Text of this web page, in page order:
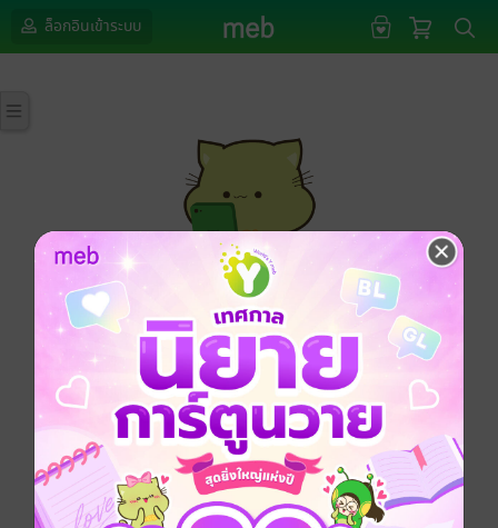
ล็อกอินเข้าระบบ
กรุณาเข้าสู่ระบบก่อนดำเนินรายการด้วยค่ะ
ล็อกอินเข้าระบบ